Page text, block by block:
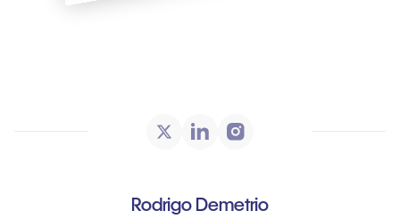
Rodrigo Demetrio